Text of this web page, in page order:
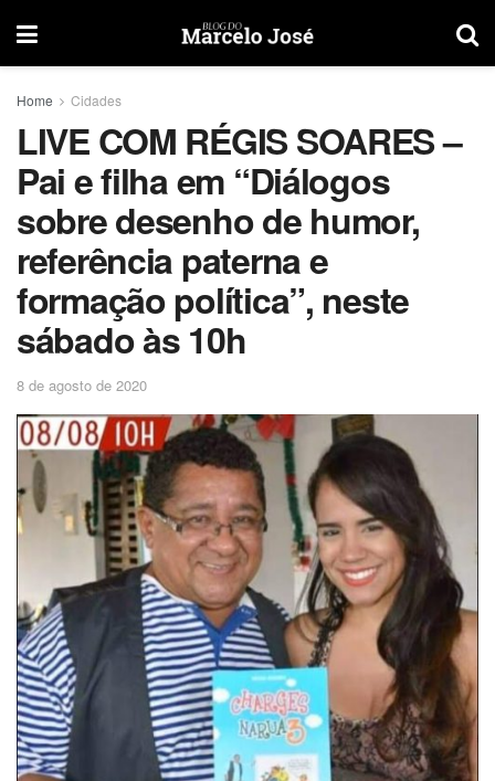
Home Cidades
LIVE COM RÉGIS SOARES –
Pai e filha em “Diálogos
sobre desenho de humor,
referência paterna e
formação política”, neste
sábado às 10h
8 de agosto de 2020